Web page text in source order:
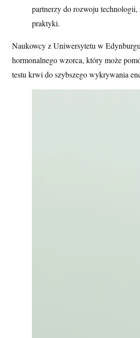
partnerzy do rozwoju technologii,
praktyki.
Naukowcy z Uniwersytetu w
hormonalnego wzorca, który może
testu krwi do szybszego wykrywania